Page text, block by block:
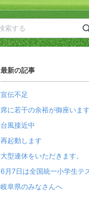
最新の記事
宣伝不足
席に若干の余裕が御座います
台風接近中
再起動します
大型連休をいただきます。
6月7日は全国統一小学生テ
岐阜県のみなさんへ